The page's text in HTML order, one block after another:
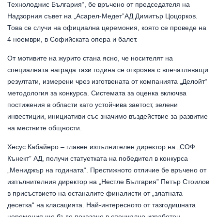
Технолоджис България“, бе връчено от председателя на
Надзорния съвет на „Асарел-Медет”АД Димитър Цоцорков.
Това се случи на официална церемония, която се проведе на
4 ноември, в Софийската опера и балет.
От мотивите на журито стана ясно, че носителят на
специалната награда тази година се откроява с впечатляващи
резултати, измерени чрез изготвената от компанията „Делойт“
методология за конкурса. Системата за оценка включва
постижения в области като устойчива заетост, зелени
инвестиции, инициативи със значимо въздействие за развитие
на местните общности.
Хесус Кабайеро – главен изпълнителен директор на „СОФ
Кънект” АД, получи статуетката на победител в конкурса
„Мениджър на годината“. Престижното отличие бе връчено от
изпълнителния директор на „Нестле България” Петър Стоилов
в присъствието на останалите финалисти от „златната
десетка“ на класацията. Най-интересното от тазгодишната